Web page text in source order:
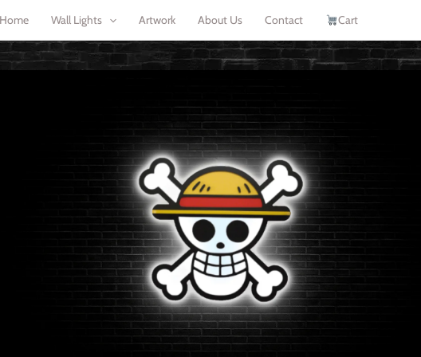
Home Wall Lights Artwork About Us Contact Cart